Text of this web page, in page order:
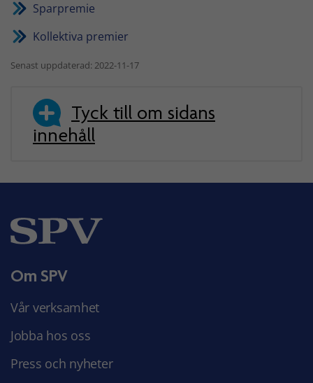
Sparpremie
Kollektiva premier
Senast uppdaterad: 2022-11-17
Tyck till om sidans
innehåll
Om SPV
Vår verksamhet
Jobba hos oss
Press och nyheter